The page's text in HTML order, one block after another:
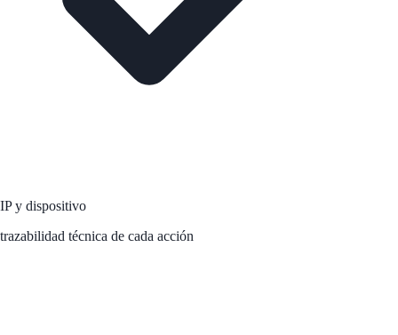
IP y dispositivo
trazabilidad técnica de cada acción